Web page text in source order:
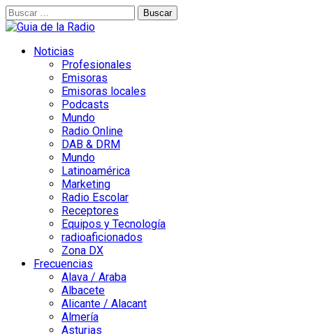
Buscar:
Noticias
Profesionales
Emisoras
Emisoras locales
Podcasts
Mundo
Radio Online
DAB & DRM
Mundo
Latinoamérica
Marketing
Radio Escolar
Receptores
Equipos y Tecnología
radioaficionados
Zona DX
Frecuencias
Alava / Araba
Albacete
Alicante / Alacant
Almería
Asturias